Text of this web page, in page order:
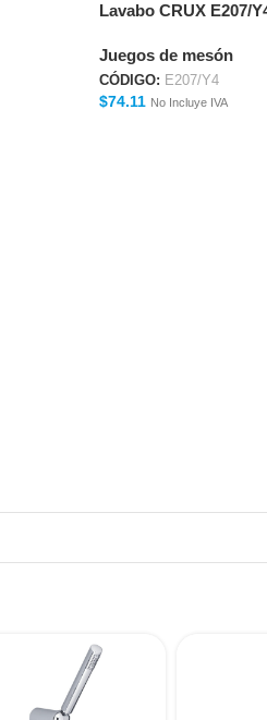
Lavabo CRUX E207/
Juegos de mesón
CÓDIGO: E207/Y4
$74.11 No Incluye IVA